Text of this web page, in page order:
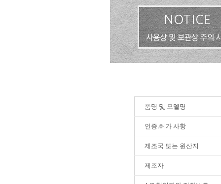
품명 및 모델명
인증.허가 사항
제조국 또는 원산지
제조자